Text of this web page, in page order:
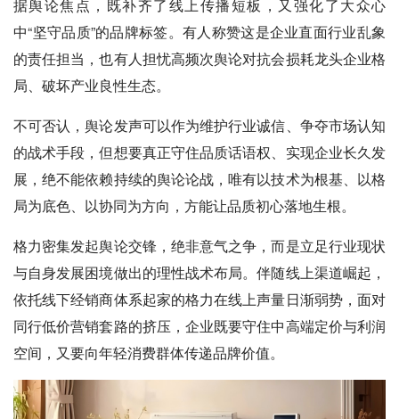
据舆论焦点，既补齐了线上传播短板，又强化了大众心
中“坚守品质”的品牌标签。有人称赞这是企业直面行业乱象
的责任担当，也有人担忧高频次舆论对抗会损耗龙头企业格
局、破坏产业良性生态。
不可否认，舆论发声可以作为维护行业诚信、争夺市场认知
的战术手段，但想要真正守住品质话语权、实现企业长久发
展，绝不能依赖持续的舆论论战，唯有以技术为根基、以格
局为底色、以协同为方向，方能让品质初心落地生根。
格力密集发起舆论交锋，绝非意气之争，而是立足行业现状
与自身发展困境做出的理性战术布局。伴随线上渠道崛起，
依托线下经销商体系起家的格力在线上声量日渐弱势，面对
同行低价营销套路的挤压，企业既要守住中高端定价与利润
空间，又要向年轻消费群体传递品牌价值。